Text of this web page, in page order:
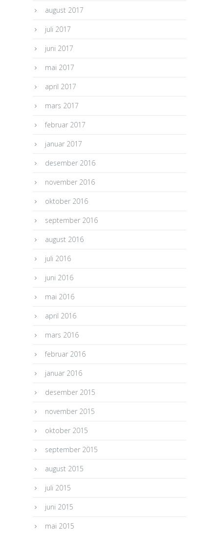
august 2017
juli 2017
juni 2017
mai 2017
april 2017
mars 2017
februar 2017
januar 2017
desember 2016
november 2016
oktober 2016
september 2016
august 2016
juli 2016
juni 2016
mai 2016
april 2016
mars 2016
februar 2016
januar 2016
desember 2015
november 2015
oktober 2015
september 2015
august 2015
juli 2015
juni 2015
mai 2015